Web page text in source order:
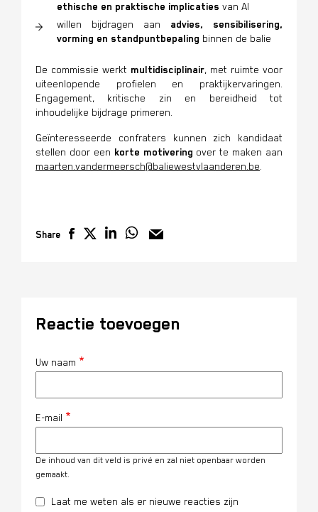
ethische en praktische implicaties van AI
willen bijdragen aan advies, sensibilisering,
vorming en standpuntbepaling binnen de balie
De commissie werkt multidisciplinair, met ruimte voor
uiteenlopende profielen en praktijkervaringen.
Engagement, kritische zin en bereidheid tot
inhoudelijke bijdrage primeren.
Geïnteresseerde confraters kunnen zich kandidaat
stellen door een korte motivering over te maken aan
maarten.vandermeersch@baliewestvlaanderen.be.
Share
Reactie toevoegen
Uw naam
E-mail
De inhoud van dit veld is privé en zal niet openbaar worden
gemaakt.
Laat me weten als er nieuwe reacties zijn